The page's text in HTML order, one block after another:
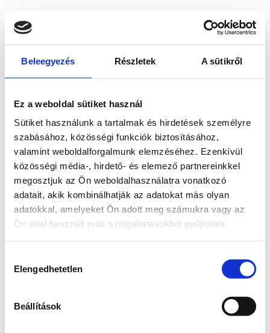
Beleegyezés Részletek A sütikről
Ez a weboldal sütiket használ
Sütiket használunk a tartalmak és hirdetések személyre
szabásához, közösségi funkciók biztosításához,
valamint weboldalforgalmunk elemzéséhez. Ezenkívül
közösségi média-, hirdető- és elemező partnereinkkel
megosztjuk az Ön weboldalhasználatra vonatkozó
adatait, akik kombinálhatják az adatokat más olyan
adatokkal, amelyeket Ön adott meg számukra vagy az
Ön által használt más szolgáltatásokból gyűjtöttek.
kiválasztása
Elengedhetetlen
Beállítások
loadingwww.bicapp.hu
(see the browser console for more